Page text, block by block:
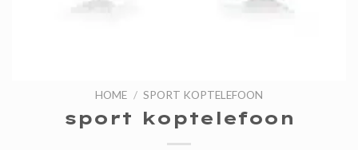
HOME / SPORT KOPTELEFOON
sport koptelefoon